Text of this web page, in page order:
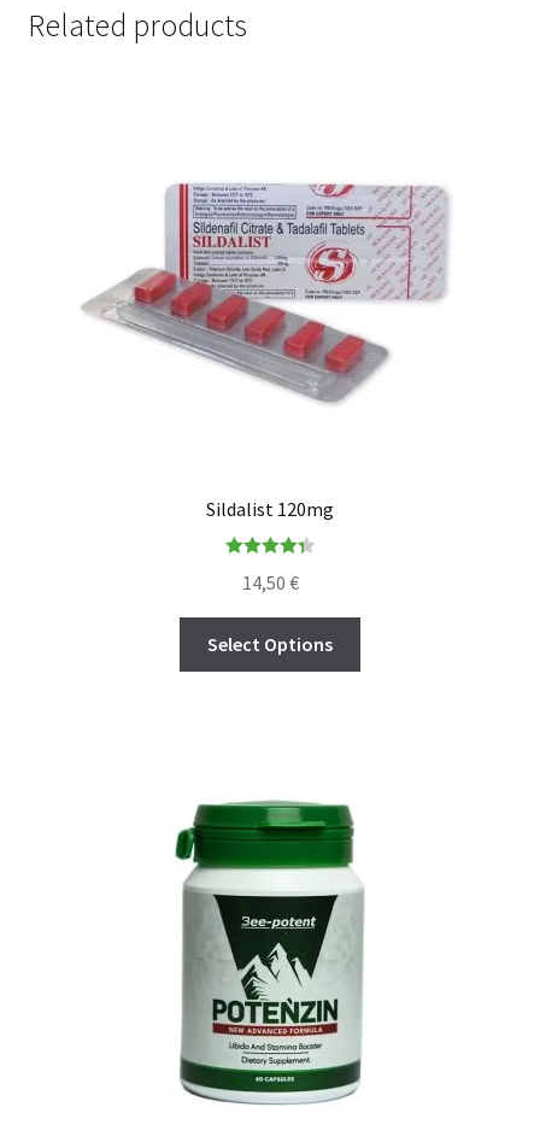
Related products
Sildalist 120mg
out of 5
14,50 €
Select Options